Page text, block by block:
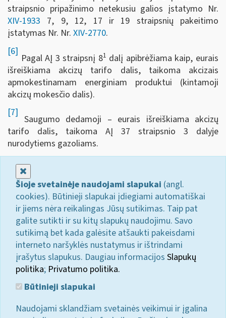
straipsnio pripažinimo netekusiu galios įstatymo Nr.
XIV-1933 7, 9, 12, 17 ir 19 straipsnių pakeitimo
įstatymas Nr. Nr. XIV-2770.
[6]
Pagal AĮ 3 straipsnį 81 dalį apibrėžiama kaip, eurais
išreiškiama akcizų tarifo dalis, taikoma akcizais
apmokestinamam energiniam produktui (kintamoji
akcizų mokesčio dalis).
[7]
Saugumo dedamoji – eurais išreiškiama akcizų
tarifo dalis, taikoma AĮ 37 straipsnio 3 dalyje
nurodytiems gazoliams.
Šioje svetainėje naudojami slapukai (angl.
cookies). Būtinieji slapukai įdiegiami automatiškai
ir jiems nėra reikalingas Jūsų sutikimas. Taip pat
galite sutikti ir su kitų slapukų naudojimu. Savo
sutikimą bet kada galėsite atšaukti pakeisdami
interneto naršyklės nustatymus ir ištrindami
įrašytus slapukus. Daugiau informacijos Slapukų
politika; Privatumo politika.
Būtinieji slapukai
Naudojami sklandžiam svetainės veikimui ir įgalina